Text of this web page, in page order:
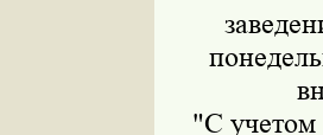
"С учетом